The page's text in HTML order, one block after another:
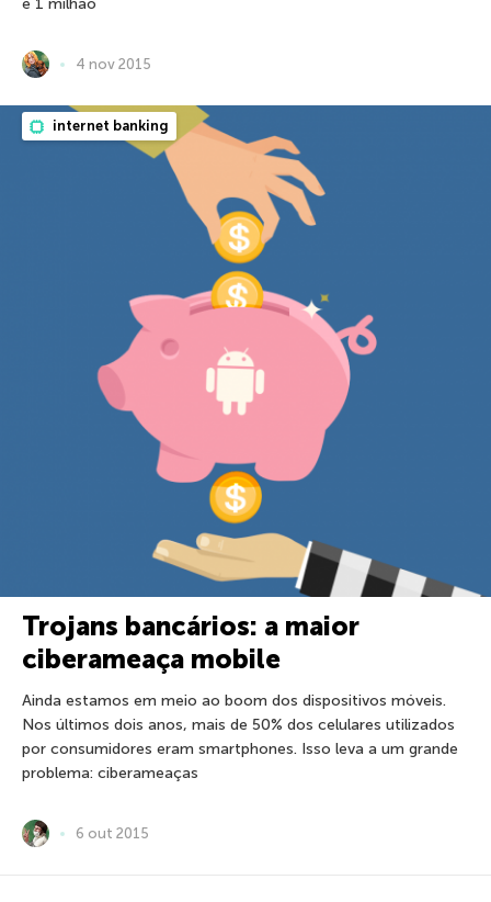
e 1 milhão
4 nov 2015
internet banking
Trojans bancários: a maior
ciberameaça mobile
Ainda estamos em meio ao boom dos dispositivos móveis.
Nos últimos dois anos, mais de 50% dos celulares utilizados
por consumidores eram smartphones. Isso leva a um grande
problema: ciberameaças
6 out 2015